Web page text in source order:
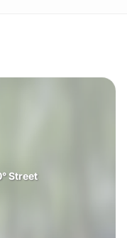
Street